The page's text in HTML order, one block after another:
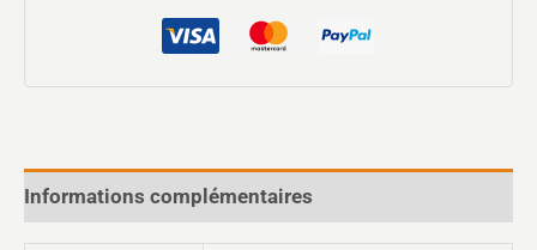
Informations complémentaires